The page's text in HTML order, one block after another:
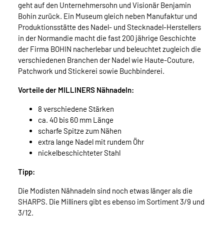
geht auf den Unternehmersohn und Visionär Benjamin
Bohin zurück. Ein Museum gleich neben Manufaktur und
Produktionsstätte des Nadel- und Stecknadel-Herstellers
in der Normandie macht die fast 200 jährige Geschichte
der Firma BOHIN nacherlebar und beleuchtet zugleich die
verschiedenen Branchen der Nadel wie Haute-Couture,
Patchwork und Stickerei sowie Buchbinderei.
Vorteile der MILLINERS Nähnadeln:
8 verschiedene Stärken
ca. 40 bis 60 mm Länge
scharfe Spitze zum Nähen
extra lange Nadel mit rundem Öhr
nickelbeschichteter Stahl
Tipp:
Die Modisten Nähnadeln sind noch etwas länger als die
SHARPS. Die Milliners gibt es ebenso im Sortiment 3/9 und
3/12.